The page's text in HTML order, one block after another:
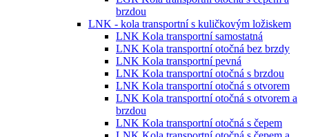
brzdou
LNK - kola transportní s kuličkovým ložiskem
LNK Kola transportní samostatná
LNK Kola transportní otočná bez brzdy
LNK Kola transportní pevná
LNK Kola transportní otočná s brzdou
LNK Kola transportní otočná s otvorem
LNK Kola transportní otočná s otvorem a
brzdou
LNK Kola transportní otočná s čepem